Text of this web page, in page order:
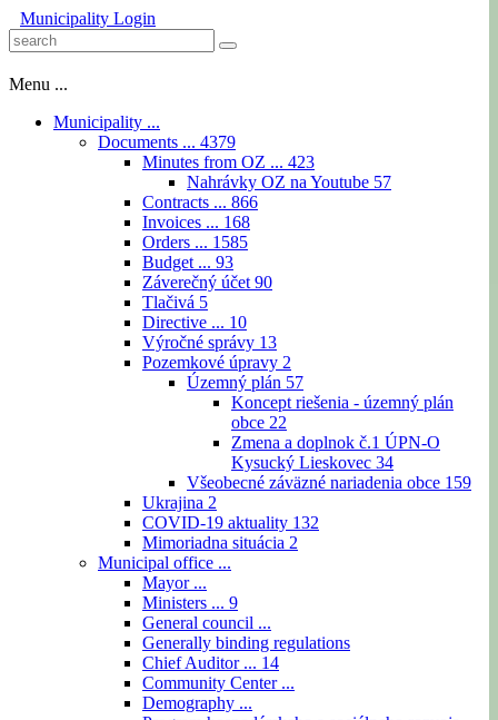
Municipality Login
Menu ...
Municipality ...
Documents ... 4379
Minutes from OZ ... 423
Nahrávky OZ na Youtube 57
Contracts ... 866
Invoices ... 168
Orders ... 1585
Budget ... 93
Záverečný účet 90
Tlačivá 5
Directive ... 10
Výročné správy 13
Pozemkové úpravy 2
Územný plán 57
Koncept riešenia - územný plán
obce 22
Zmena a doplnok č.1 ÚPN-O
Kysucký Lieskovec 34
Všeobecné záväzné nariadenia obce 159
Ukrajina 2
COVID-19 aktuality 132
Mimoriadna situácia 2
Municipal office ...
Mayor ...
Ministers ... 9
General council ...
Generally binding regulations
Chief Auditor ... 14
Community Center ...
Demography ...